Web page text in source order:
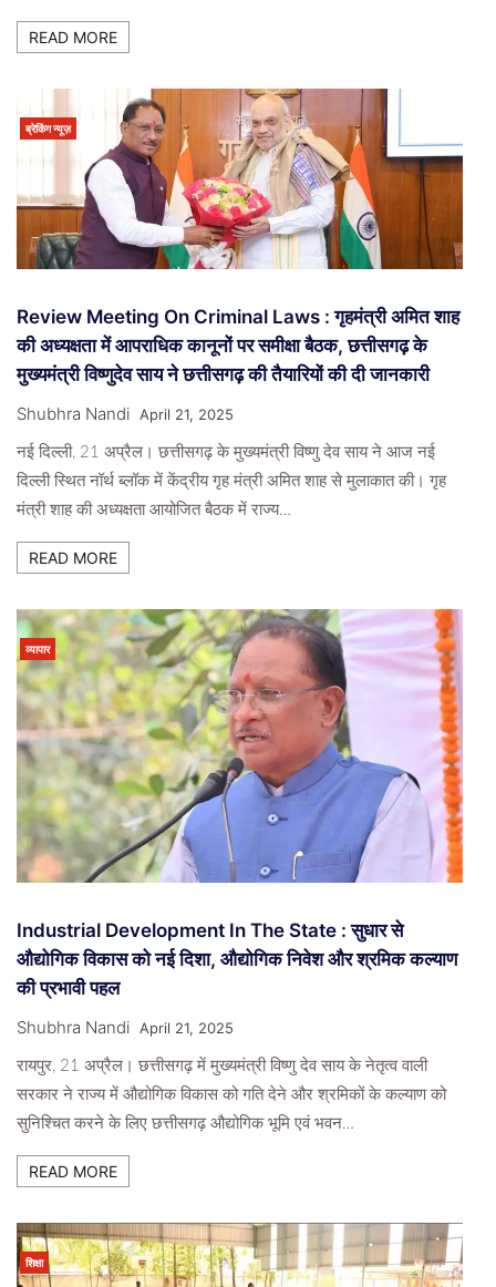
READ MORE
ब्रेकिंग न्यूज़
Review Meeting On Criminal Laws : गृहमंत्री अमित शाह
की अध्यक्षता में आपराधिक कानूनों पर समीक्षा बैठक, छत्तीसगढ़ के
मुख्यमंत्री विष्णुदेव साय ने छत्तीसगढ़ की तैयारियों की दी जानकारी
Shubhra Nandi April 21, 2025
नई दिल्ली, 21 अप्रैल। छत्तीसगढ़ के मुख्यमंत्री विष्णु देव साय ने आज नई
दिल्ली स्थित नॉर्थ ब्लॉक में केंद्रीय गृह मंत्री अमित शाह से मुलाकात की। गृह
मंत्री शाह की अध्यक्षता आयोजित बैठक में राज्य…
READ MORE
व्यापार
Industrial Development In The State : सुधार से
औद्योगिक विकास को नई दिशा, औद्योगिक निवेश और श्रमिक कल्याण
की प्रभावी पहल
Shubhra Nandi April 21, 2025
रायपुर, 21 अप्रैल। छत्तीसगढ़ में मुख्यमंत्री विष्णु देव साय के नेतृत्व वाली
सरकार ने राज्य में औद्योगिक विकास को गति देने और श्रमिकों के कल्याण को
सुनिश्चित करने के लिए छत्तीसगढ़ औद्योगिक भूमि एवं भवन…
READ MORE
शिक्षा